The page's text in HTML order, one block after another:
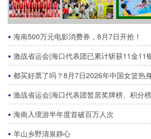
海南500万元电影消费券，8月7日开抢！
激战省运会|海口代表团已累计斩获11金11
都买好票了吗？8月7日2026年中国女篮热
激战省运会|海口代表团暂居奖牌榜、积分
海南入境游半年度首破百万人次
羊山乡野清泉静心